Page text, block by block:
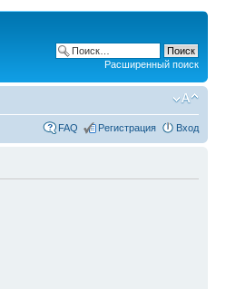
Расширенный поиск
FAQ Регистрация Вход